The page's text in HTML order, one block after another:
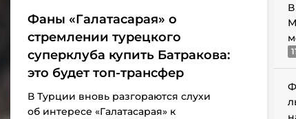
Фаны «Галатасарая» о
стремлении турецкого
суперклуба купить Батракова:
это будет топ-трансфер
В Турции вновь разгораются слухи
об интересе «Галатасарая» к